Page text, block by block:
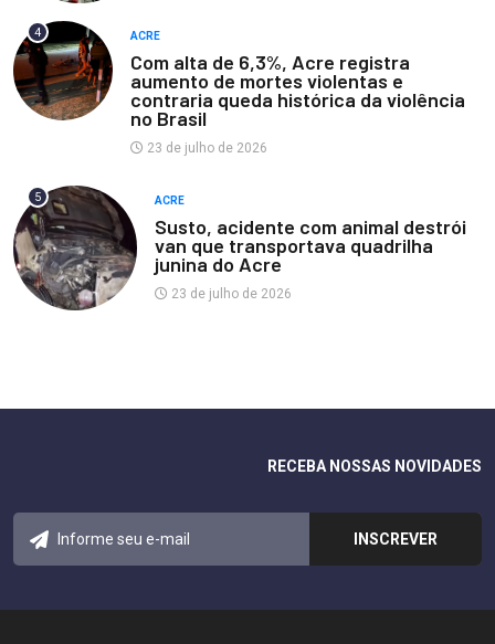
4 ACRE
Com alta de 6,3%, Acre registra
aumento de mortes violentas e
contraria queda histórica da violência
no Brasil
23 de julho de 2026
5 ACRE
Susto, acidente com animal destrói
van que transportava quadrilha
junina do Acre
23 de julho de 2026
RECEBA NOSSAS NOVIDADES